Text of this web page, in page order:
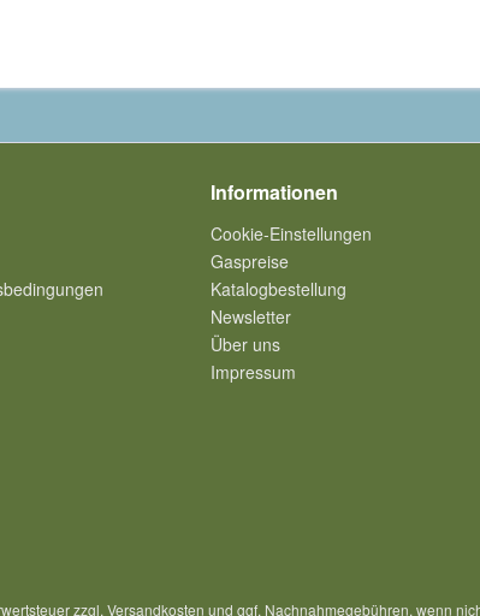
Informationen
Cookie-Einstellungen
Gaspreise
Katalogbestellung
Newsletter
Über uns
Impressum
zzgl. Versandkosten und ggf. Nachnahmegebühren, wenn